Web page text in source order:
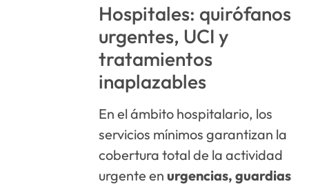
Hospitales: quirófanos
urgentes, UCI y
tratamientos
inaplazables
En el ámbito hospitalario, los
servicios mínimos garantizan la
cobertura total de la actividad
urgente enurgencias, guardias